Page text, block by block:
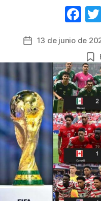
F
c
e
b
o
o
k
Fecha
la
entrada
13 de junio de